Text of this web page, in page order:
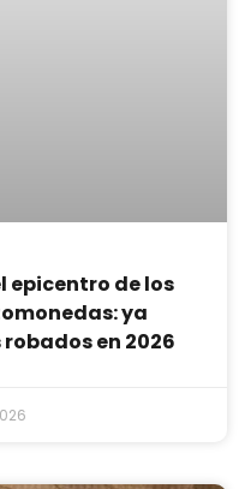
epicentro de los
ya
en 2026